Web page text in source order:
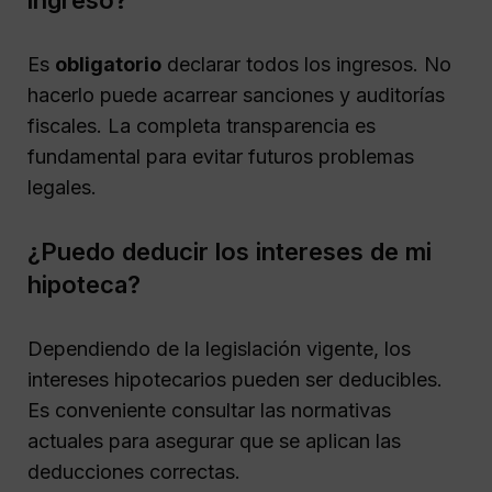
Es obligatorio declarar todos los ingresos. No
hacerlo puede acarrear sanciones y auditorías
fiscales. La completa transparencia es
fundamental para evitar futuros problemas
legales.
¿Puedo deducir los intereses de mi
hipoteca?
Dependiendo de la legislación vigente, los
intereses hipotecarios pueden ser deducibles.
Es conveniente consultar las normativas
actuales para asegurar que se aplican las
deducciones correctas.